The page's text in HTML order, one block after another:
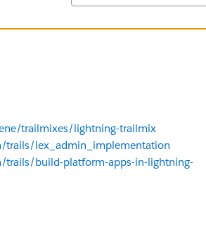
trailmixes/lightning-trailmix
trails/lex_admin_implementation
build-platform-apps-in-lightning-